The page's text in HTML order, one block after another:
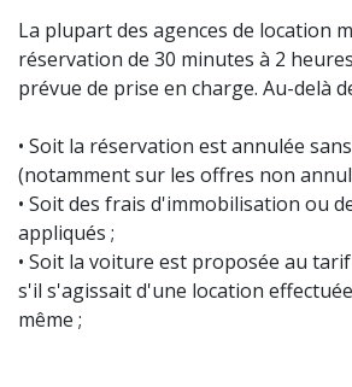
La plupart des agences de location
réservation de 30 minutes à 2
prévue de prise en charge. Au-delà
• Soit la réservation est annulée
(notamment sur les offres non
• Soit des frais d'immobilisation ou
appliqués ;
• Soit la voiture est proposée au
s'il s'agissait d'une location
même ;